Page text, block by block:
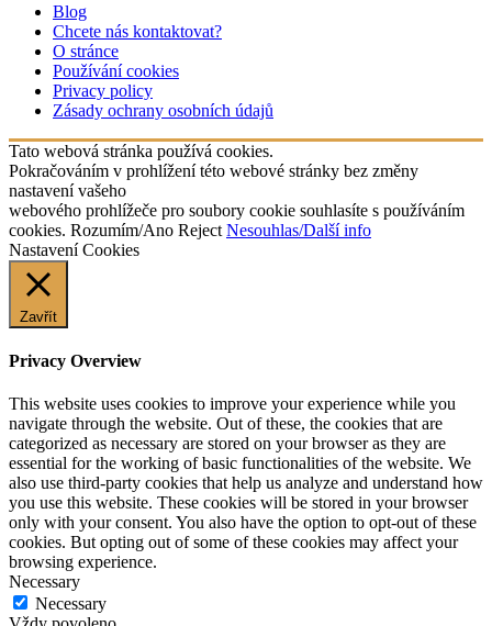
Blog
Chcete nás kontaktovat?
O stránce
Používání cookies
Privacy policy
Zásady ochrany osobních údajů
Tato webová stránka používá cookies.
Pokračováním v prohlížení této webové stránky bez změny
nastavení vašeho
webového prohlížeče pro soubory cookie souhlasíte s používáním
cookies. Rozumím/Ano Reject Nesouhlas/Další info
Nastavení Cookies
Zavřít
Privacy Overview
This website uses cookies to improve your experience while you
navigate through the website. Out of these, the cookies that are
categorized as necessary are stored on your browser as they are
essential for the working of basic functionalities of the website. We
also use third-party cookies that help us analyze and understand how
you use this website. These cookies will be stored in your browser
only with your consent. You also have the option to opt-out of these
cookies. But opting out of some of these cookies may affect your
browsing experience.
Necessary
Necessary